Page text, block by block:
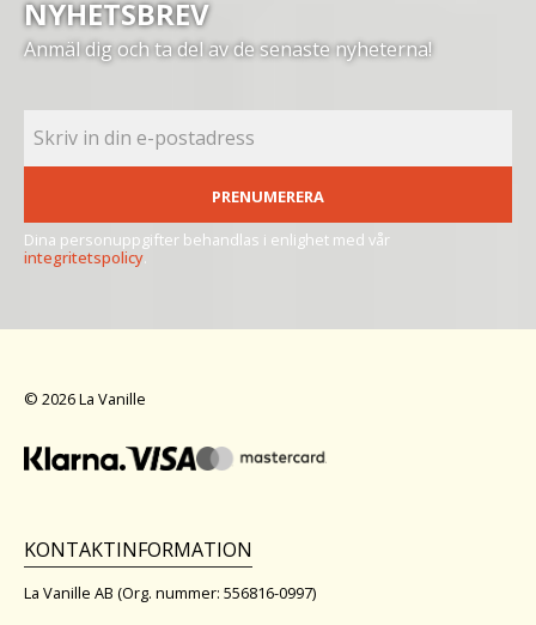
NYHETSBREV
Anmäl dig och ta del av de senaste nyheterna!
PRENUMERERA
Dina personuppgifter behandlas i enlighet med vår
integritetspolicy.
© 2026 La Vanille
KONTAKTINFORMATION
La Vanille AB (Org. nummer: 556816-0997)